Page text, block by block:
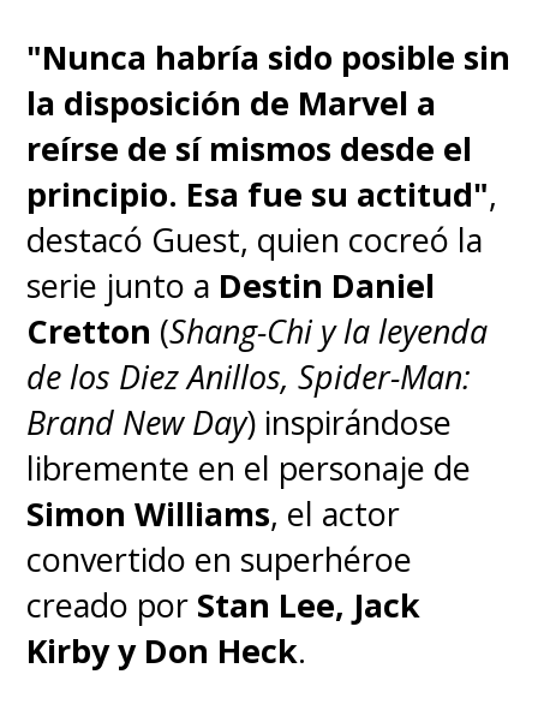
la primera película deAlien de
1979 que dirigió Ridley Scott
Ahí es donde entraTimothy
Olyphant comoKirsh, quien es
lo más cercano a un mentor
para los niños en cuerpos
adultos, pero, durante el rodaje,
era él quien más alivianaba el set
con bromas en los momentos
más incómodos: "No soy más
que un profesional".
Aunque las comparaciones con
otros sintéticos de la saga son
"Nunca habría sido posible sin
la disposición de Marvel a
reírse de sí mismos desde el
principio. Esa fue su actitud",
destacó Guest, quien cocreó la
serie junto a Destin Daniel
Cretton (Shang-Chi y la leyenda
de los Diez Anillos, Spider-Man:
Brand New Day) inspirándose
libremente en el personaje de
Simon Williams, el actor
convertido en superhéroe
creado por Stan Lee, Jack
Kirby y Don Heck.